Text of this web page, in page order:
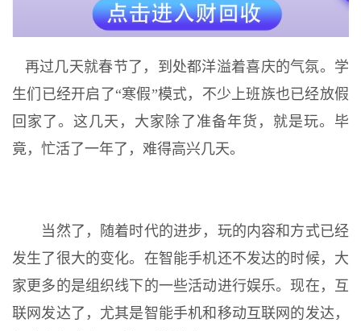
再过几天就春节了，到处都洋溢着喜庆的气氛。学
生们已经开启了“寒假”模式，不少上班族也已经放假
回家了。这几天，大家除了准备年货，就是玩。毕
竟，忙活了一年了，难得高兴几天。
当然了，随着时代的进步，玩的内容和方式已经
发生了很大的变化。在智能手机还不发达的时候，大
家更多的是组织线下的一些活动进行娱乐。现在，互
联网发达了，尤其是智能手机和移动互联网的发达，